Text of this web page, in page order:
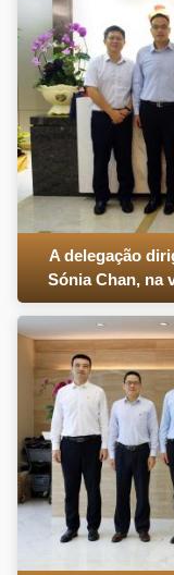
A delegação
Sónia Chan, na